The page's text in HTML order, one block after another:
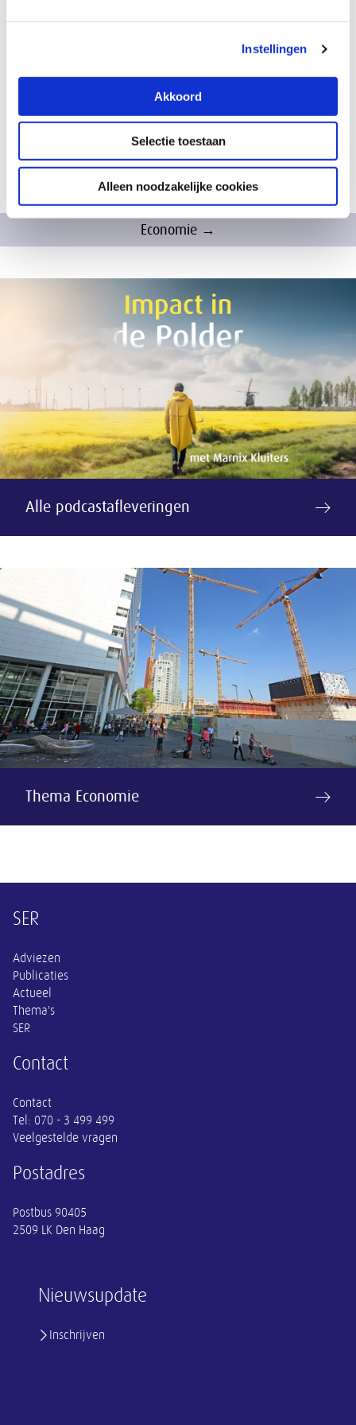
Instellingen
Akkoord
Selectie toestaan
Alleen noodzakelijke cookies
gedeelte van zijn zicht verloor. Dit was echter
te zitten. Al snel leerde Marnix om volledig
podcastmaker en houdt lezingen.
Economie →
Alle podcastafleveringen
Thema Economie
Overige informatie
Nieuwsupdate
Inschrijven
SER
Adviezen
Publicaties
Actueel
Thema's
SER
Contact
Contact
Tel: 070 - 3 499 499
Veelgestelde vragen
Postadres
Postbus 90405
2509 LK Den Haag